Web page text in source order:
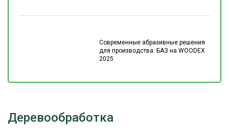
Современные абразивные решения
для производства: БАЗ на WOODEX
2025
Деревообработка